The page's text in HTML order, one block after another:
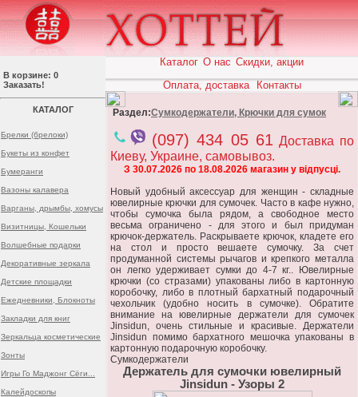
В корзине: 0
Заказать!
КАТАЛОГ
Брелки (брелоки)
Букеты из конфет
Бумеранги
Вазоны калавера
Варганы, дрымбы, хомусы
Визитницы, Кошельки
Волшебные подарки
Декоративные зеркала
Детские площадки
Ежедневники, Блокноты
Закладки для книг
Зеркальца косметические
Зонты
Игры Го Маджонг Сёги...
Калейдоскопы
Каталог О нас Скидки, акции
Оплата, доставка
Контакты
Раздел:Сумкодержатели, Крючки для сумок
(097) 434 05 61 Доставка по
Киеву, Украине, самовывоз.
З 30.07.2026 по 18.08.2026 магазин у відпусці.
Новый удобный аксессуар для женщин - складные
ювелирные крючки для сумочек. Часто в кафе нужно,
чтобы сумочка была рядом, а свободное место
весьма ограничено - для этого и был придуман
крючок-держатель. Раскрываете крючок, кладете его
на стол и просто вешаете сумочку. За счет
продуманной системы рычагов и крепкого металла
он легко удерживает сумки до 4-7 кг.. Ювелирные
крючки (со стразами) упакованы либо в картонную
коробочку, либо в плотный бархатный подарочный
чехольчик (удобно носить в сумочке). Обратите
внимание на ювелирные держатели для сумочек
Jinsidun, очень стильные и красивые. Держатели
Jinsidun помимо бархатного мешочка упакованы в
картонную подарочную коробочку.
Сумкодержатели
Держатель для сумочки ювелирный
Jinsidun - Узоры 2